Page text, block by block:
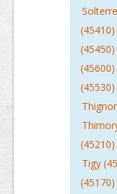
(45410)
(45450)
(45600)
(45530)
(45210)
Tigy
(45170)